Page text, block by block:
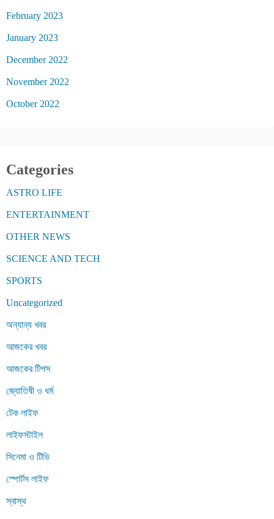
February 2023
January 2023
December 2022
November 2022
October 2022
Categories
ASTRO LIFE
ENTERTAINMENT
OTHER NEWS
SCIENCE AND TECH
SPORTS
Uncategorized
অন্যান্য খবর
আজকের খবর
আজকের টিপস
জ্যোতিষী ও ধর্ম
টেক লাইফ
লাইফস্টাইল
সিনেমা ও টিভি
স্পোর্টস লাইফ
স্বাস্থ